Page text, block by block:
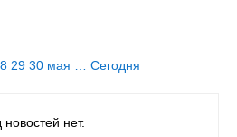
29 30 мая Сегодня
нет.